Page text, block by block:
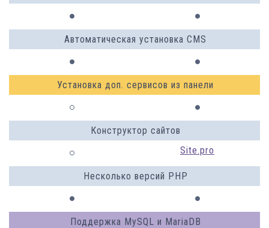
Автоматическая установка CMS
Установка доп. сервисов из панели
Конструктор сайтов
Site.pro
Несколько версий PHP
Поддержка MySQL и MariaDB